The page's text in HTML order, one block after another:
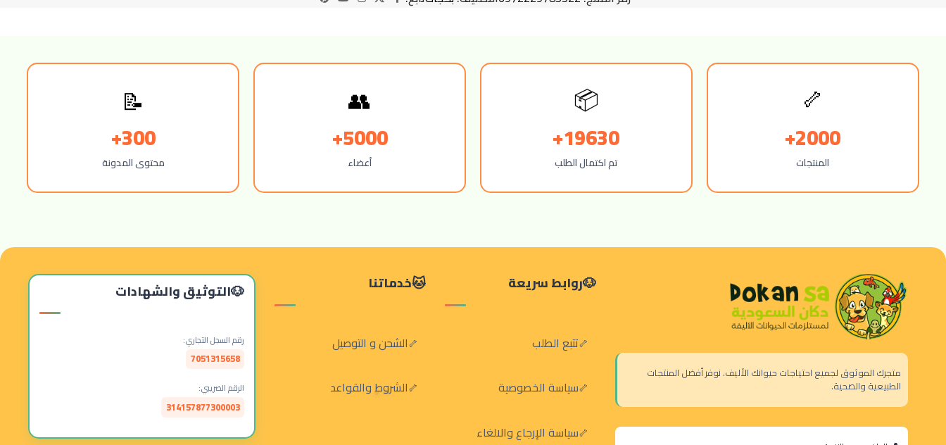
🦴
2000+
المنتجات
📦
19630+
تم اكتمال الطلب
👥
5000+
أعضاء
📝
300+
محتوى المدونة
متجرك الموثوق لجميع احتياجات حيوانك الأليف. نوفر أفضل المنتجات
الطبيعية والصحية.
روابط سريعة
تتبع الطلب
سياسة الخصوصية
سياسة الإرجاع والالغاء
خدماتنا
الشحن و التوصيل
الشروط والقواعد
التوثيق والشهادات
رقم السجل التجاري:
7051315658
الرقم الضريبي:
314157877300003